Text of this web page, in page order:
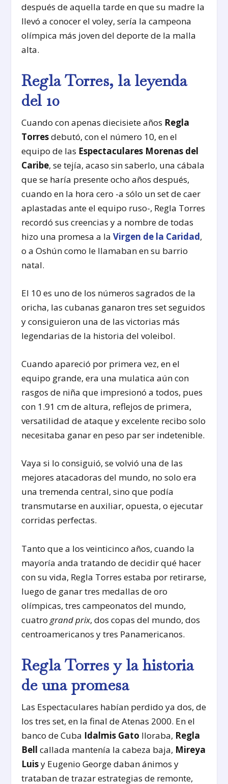
después de aquella tarde en que su madre la
llevó a conocer el voley, sería la campeona
olímpica más joven del deporte de la malla
alta.
Regla Torres, la leyenda
del 10
Cuando con apenas diecisiete años Regla
Torresdebutó, con el número 10, en el
equipo de las Espectaculares Morenas del
Caribe, se tejía, acaso sin saberlo, una cábala
que se haría presente ocho años después,
cuando en la hora cero -a sólo un set de caer
aplastadas ante el equipo ruso-, Regla Torres
recordó sus creencias y a nombre de todas
hizo una promesa a laVirgen de la Caridad,
o a Oshún como le llamaban en su barrio
natal.
El 10 es uno de los números sagrados de la
oricha, las cubanas ganaron tres set seguidos
y consiguieron una de las victorias más
legendarias de la historia del voleibol.
Cuando apareció por primera vez, en el
equipo grande, era una mulatica aún con
rasgos de niña que impresionó a todos, pues
con 1.91 cm de altura, reflejos de primera,
versatilidad de ataque y excelente recibo solo
necesitaba ganar en peso par ser indetenible.
Vaya si lo consiguió, se volvió una de las
mejores atacadoras del mundo, no solo era
una tremenda central, sino que podía
transmutarse en auxiliar, opuesta, o ejecutar
corridas perfectas.
Tanto que a los veinticinco años, cuando la
mayoría anda tratando de decidir qué hacer
con su vida, Regla Torres estaba por retirarse,
luego de ganar tres medallas de oro
olímpicas, tres campeonatos del mundo,
cuatro grand prix, dos copas del mundo, dos
centroamericanos y tres Panamericanos.
Regla Torres y la historia
de una promesa
Las Espectaculares habían perdido ya dos, de
los tres set, en la final de Atenas 2000. En el
banco de Cuba Idalmis Gato lloraba, Regla
Bell callada mantenía la cabeza baja, Mireya
Luisy Eugenio George daban ánimos y
trataban de trazar estrategias de remonte,